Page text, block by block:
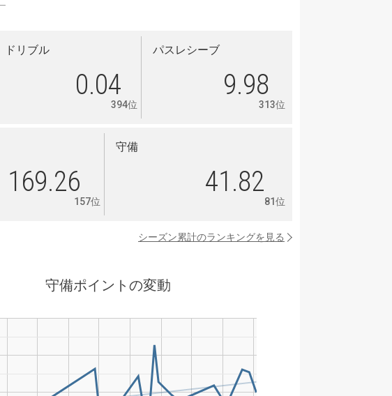
ドリブル
0.04
394位
パスレシーブ
9.98
313位
169.26
157位
守備
41.82
81位
シーズン累計のランキングを見る
守備ポイントの変動